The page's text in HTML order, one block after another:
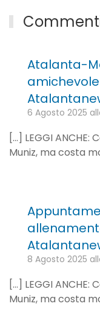
Atalanta-
6 Agosto 2025
[…] LEGGI
Muniz, ma costa
8 Agosto 2025
[…] LEGGI
Muniz, ma costa